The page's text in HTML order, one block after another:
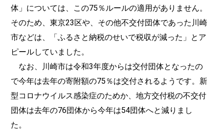
体」については、この75％ルールの適用がありません。
そのため、東京23区や、その他不交付団体であった川崎
市などは、「ふるさと納税のせいで税収が減った」とア
ピールしていました。
なお、川崎市は令和3年度からは交付団体となったの
で今年は去年の寄附額の75％は交付されるようです。新
型コロナウイルス感染症のためか、地方交付税の不交付
団体は去年の76団体から今年は54団体へと減りまし
た。